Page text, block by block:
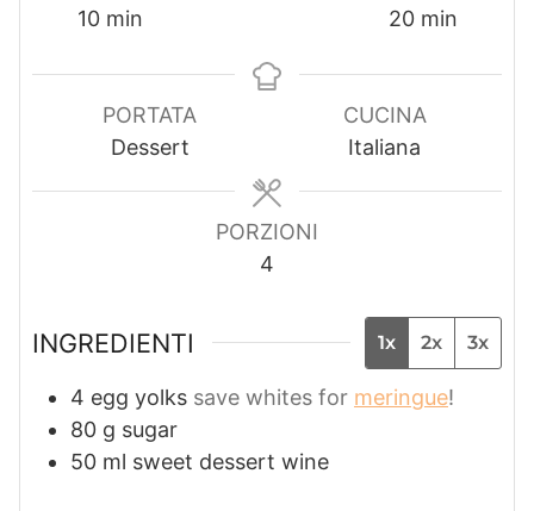
10m
n
u
min
u
20m
n
u
t
min
PORTATA
Dessert
CUCINA
Italiana
PORZIONI
4
INGREDIENTI 1x 2x 3x
4 egg yolks save whites for meringue!
80 g sugar
50 ml sweet dessert wine